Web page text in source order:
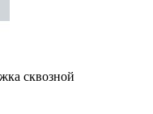
сквозной